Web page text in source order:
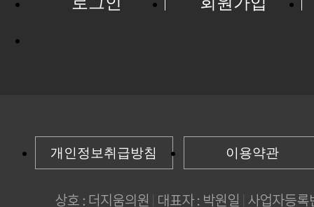
개인정보취급방침 이용약관